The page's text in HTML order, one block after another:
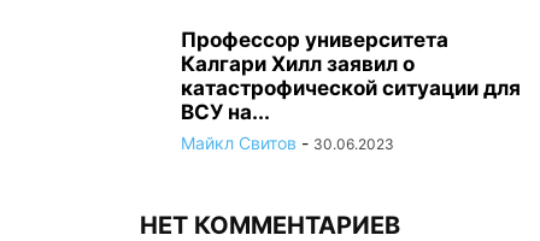
Профессор университета
Калгари Хилл заявил о
катастрофической ситуации для
ВСУ на...
Майкл Свитов - 30.06.2023
НЕТ КОММЕНТАРИЕВ